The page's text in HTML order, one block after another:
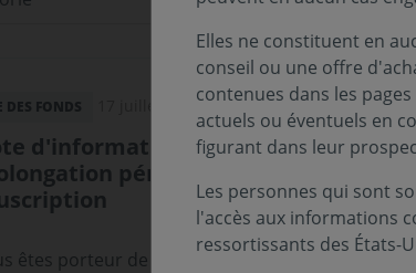
DES FONDS 17 juillet 2026
d'information -
période de
êtes porteur de part(s) du fonds
Elles ne constituent en
conseil ou une offre
contenues dans les
actuels ou éventuels en
figurant dans leur
Les personnes qui sont
l'accès aux informations
ressortissants des États-